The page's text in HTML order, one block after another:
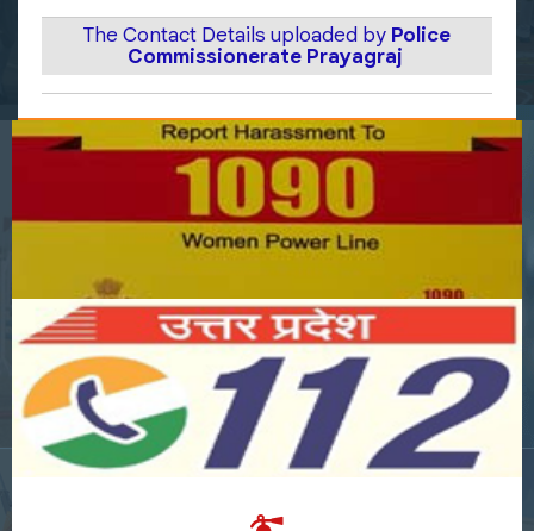
The Contact Details uploaded by Police
Commissionerate Prayagraj